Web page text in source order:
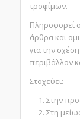
τροφίμων.
Πληροφορεί
άρθρα και
για την
περιβάλλον
Στοχεύει:
Στην
Στη